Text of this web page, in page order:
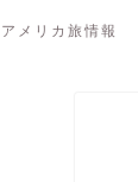
アメリカ旅情報